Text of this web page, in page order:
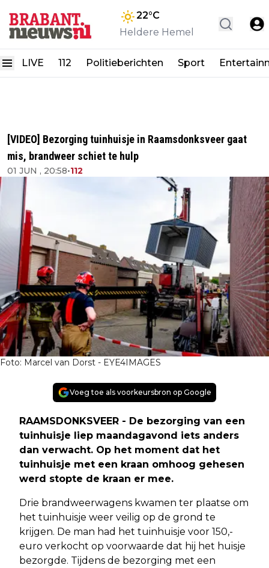
22°C
Heldere Hemel
LIVE 112 Politieberichten Sport
[VIDEO] Bezorging tuinhuisje in Raamsdonksveer gaat
mis, brandweer schiet te hulp
01 JUN , 20:58•112
Foto: Marcel van Dorst - EYE4IMAGES
Voeg toe als voorkeursbron op Google
RAAMSDONKSVEER - De bezorging van een
tuinhuisje liep maandagavond iets anders
dan verwacht. Op het moment dat het
tuinhuisje met een kraan omhoog gehesen
werd stopte de kraan er mee.
Drie brandweerwagens kwamen ter plaatse om
het tuinhuisje weer veilig op de grond te
krijgen. De man had het tuinhuisje voor 150,-
euro verkocht op voorwaarde dat hij het huisje
bezorgde. Tijdens de bezorging met een